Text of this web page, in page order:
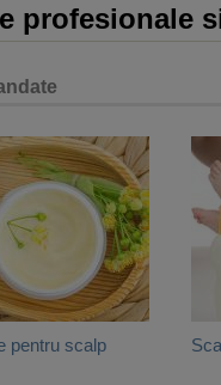
profesionale
pentru scalp